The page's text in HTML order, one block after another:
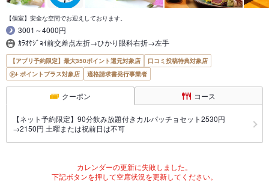
【個室】安全な空間でお迎えしております。
3001～4000円
ｶﾗｵｹｼﾞｮｲ前交差点左折→ひかり眼科右折→左手
【アプリ予約限定】最大350ポイント還元対象店
口コミ投稿特典対象店
ポイントプラス対象店
適格請求書発行事業者
クーポン コース
【ネット予約限定】90分飲み放題付きカルパッチョセット2530円
→2150円 土曜または祝前日は不可
カレンダーの更新に失敗しました。
下記ボタンを押して空席状況を更新してください。